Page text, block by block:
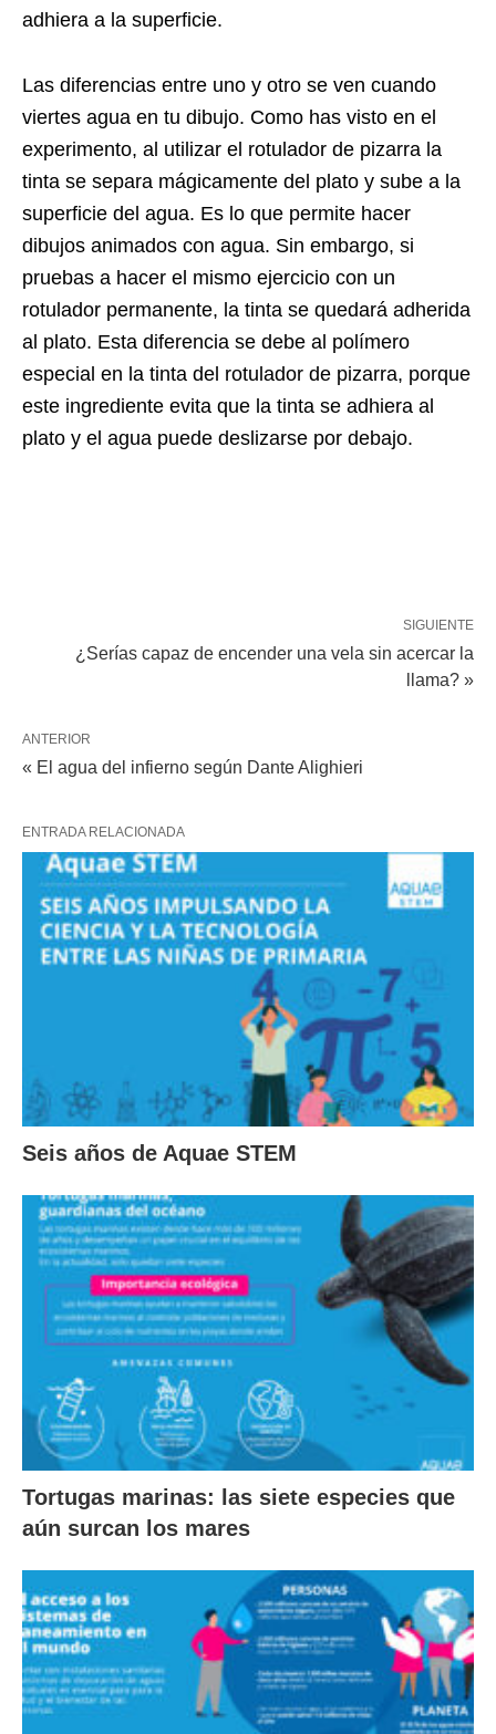
adhiera a la superficie.
Las diferencias entre uno y otro se ven cuando
viertes agua en tu dibujo. Como has visto en el
experimento, al utilizar el rotulador de pizarra la
tinta se separa mágicamente del plato y sube a la
superficie del agua. Es lo que permite hacer
dibujos animados con agua. Sin embargo, si
pruebas a hacer el mismo ejercicio con un
rotulador permanente, la tinta se quedará adherida
al plato. Esta diferencia se debe al polímero
especial en la tinta del rotulador de pizarra, porque
este ingrediente evita que la tinta se adhiera al
plato y el agua puede deslizarse por debajo.
SIGUIENTE
¿Serías capaz de encender una vela sin acercar la
llama? »
ANTERIOR
« El agua del infierno según Dante Alighieri
ENTRADA RELACIONADA
Seis años de Aquae STEM
Tortugas marinas: las siete especies que
aún surcan los mares